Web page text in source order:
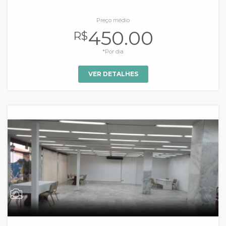
Preço médio
R$450.00
*Por dia
VER DETALHES